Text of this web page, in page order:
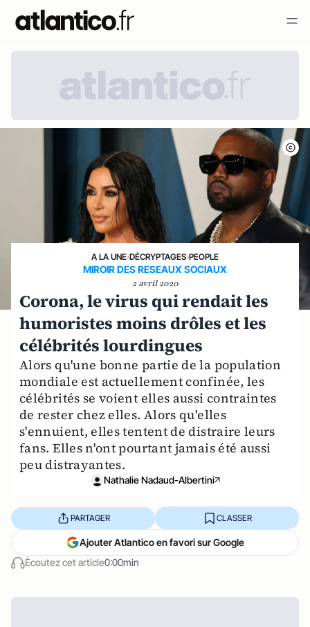
A LA UNE›DÉCRYPTAGES›PEOPLE
MIROIR DES RESEAUX SOCIAUX
2 avril 2020
Corona, le virus qui rendait les
humoristes moins drôles et les
célébrités lourdingues
Alors qu'une bonne partie de la population
mondiale est actuellement confinée, les
célébrités se voient elles aussi contraintes
de rester chez elles. Alors qu'elles
s'ennuient, elles tentent de distraire leurs
fans. Elles n'ont pourtant jamais été aussi
peu distrayantes.
Nathalie Nadaud-Albertini
Écoutez cet article0:00min
PARTAGER CLASSER
Ajouter Atlantico en favori sur Google